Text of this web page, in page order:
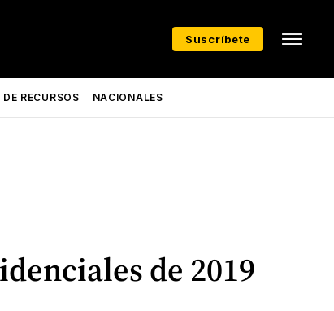
Suscríbete
DE RECURSOS NACIONALES
de 2019